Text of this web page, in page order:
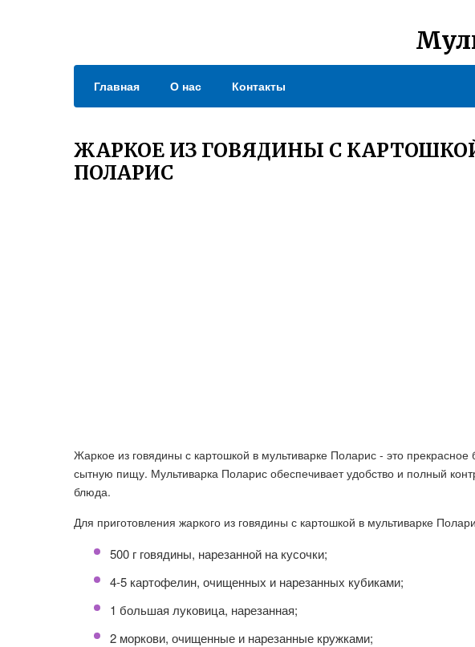
Главная О нас Контакты
ЖАРКОЕ ИЗ ГОВЯДИНЫ С
ПОЛАРИС
Жаркое из говядины с картошкой в мультиварке Поларис - это прекрасное
сытную пищу. Мультиварка Поларис обеспечивает удобство и полный
блюда.
Для приготовления жаркого из говядины с картошкой в мультиварке
500 г говядины, нарезанной на кусочки;
4-5 картофелин, очищенных и нарезанных кубиками;
1 большая луковица, нарезанная;
2 моркови, очищенные и нарезанные кружками;